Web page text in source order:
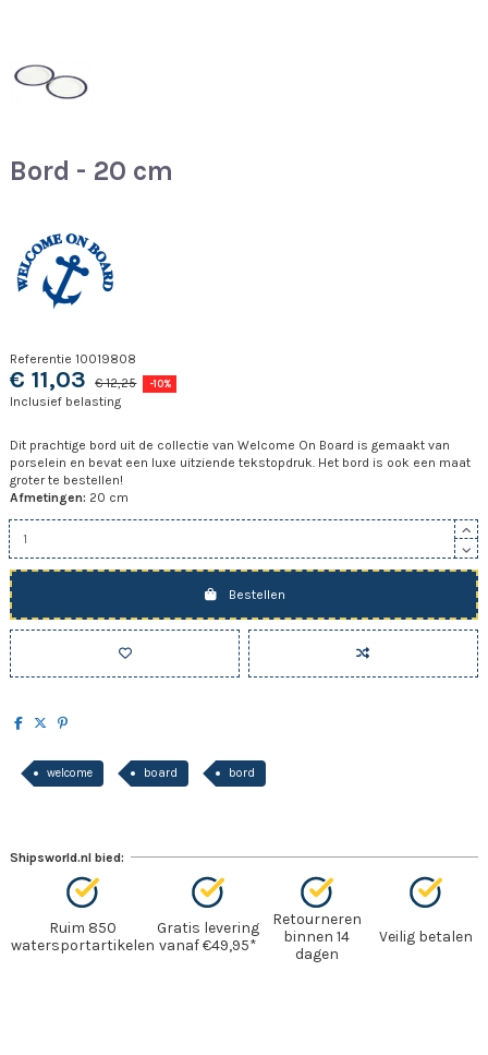
Bord - 20 cm
Referentie 10019808
€ 11,03 € 12,25 -10%
Inclusief belasting
Dit prachtige bord uit de collectie van Welcome On Board is gemaakt van
porselein en bevat een luxe uitziende tekstopdruk. Het bord is ook een maat
groter te bestellen!
Afmetingen: 20 cm
Bestellen
welcome board bord
Shipsworld.nl bied:
Ruim 850
watersportartikelen
Gratis levering
vanaf €49,95*
Retourneren
binnen 14
dagen
Veilig betalen